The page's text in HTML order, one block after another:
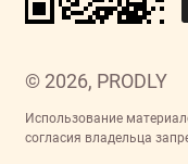
© 2026, PRODLY
Использование
согласия владельца